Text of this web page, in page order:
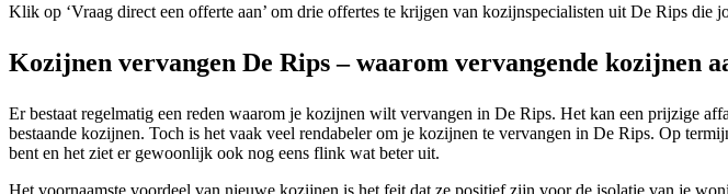
Klik op ‘Vraag direct een offerte aan’ om drie offertes te krijgen van kozijnspecialisten uit De Rips
Kozijnen vervangen De Rips – waarom vervangende kozijnen
Er bestaat regelmatig een reden waarom je kozijnen wilt vervangen in De Rips. Het kan een prijzige
bestaande kozijnen. Toch is het vaak veel rendabeler om je kozijnen te vervangen in De Rips. Op
bent en het ziet er gewoonlijk ook nog eens flink wat beter uit.
Het voornaamste voordeel van nieuwe kozijnen is het feit dat ze positief zijn voor de isolatie van je